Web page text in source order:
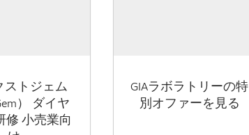
ストジェム
） ダイヤ
修 小売業向
GIAラボラトリーの特
別オファーを見る